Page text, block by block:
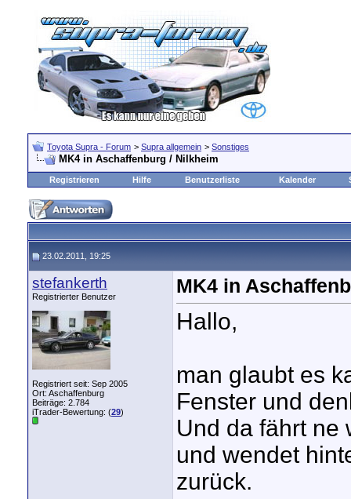
Toyota Supra - Forum > Supra allgemein > Sonstiges
MK4 in Aschaffenburg / Nilkheim
Registrieren Hilfe Benutzerliste Kalender
23.02.2011, 19:25
stefankerth
Registrierter Benutzer
Registriert seit: Sep 2005
Ort: Aschaffenburg
Beiträge: 2.784
iTrader-Bewertung: (29)
MK4 in
Hallo,
man glaubt es
Fenster und
Und da fährt ne
und wendet
zurück.